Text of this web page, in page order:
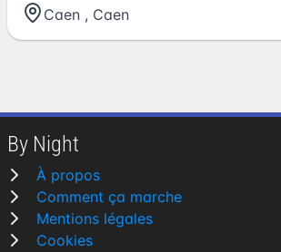
Caen , Caen
By Night
À propos
Comment ça marche
Mentions légales
Cookies